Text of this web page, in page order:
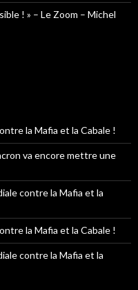
! » – Le Zoom – Michel
la Mafia et la Cabale !
va encore mettre une
contre la Mafia et la
la Mafia et la Cabale !
contre la Mafia et la